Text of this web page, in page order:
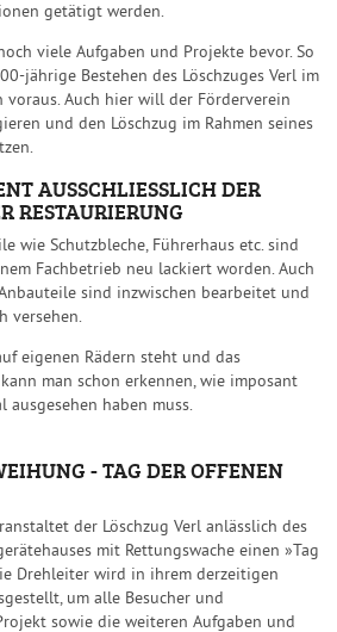
getätigt werden.
viele Aufgaben und Projekte bevor. So
jährige Bestehen des Löschzuges Verl im
voraus. Auch hier will der Förderverein
und den Löschzug im Rahmen seines
AUSSCHLIESSLICH DER F
wie Schutzbleche, Führerhaus etc. sind
Fachbetrieb neu lackiert worden. Auch
sind inzwischen bearbeitet und
versehen.
eigenen Rädern steht und das
man schon erkennen, wie imposant
haben muss.
- TAG DER OFFENEN
der Löschzug Verl anlässlich des
mit Rettungswache einen »Tag
Drehleiter wird in ihrem derzeitigen
um alle Besucher und
sowie die weiteren Aufgaben und